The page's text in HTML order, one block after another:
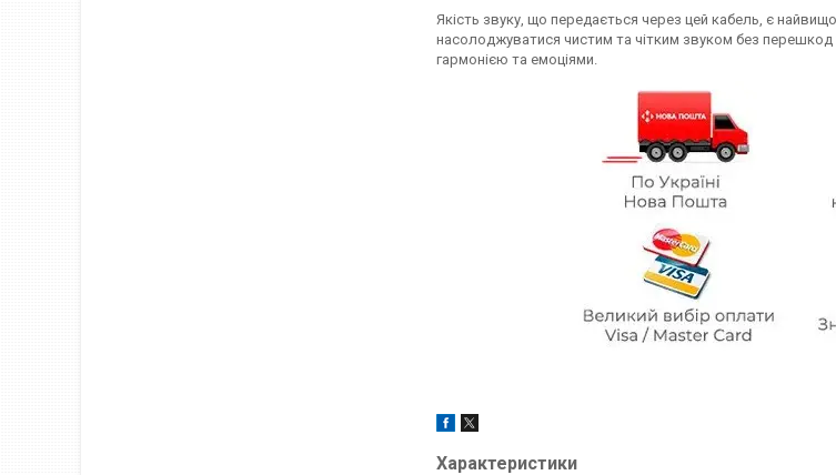
Якість звуку, що передається через цей кабель, є
насолоджуватися чистим та чітким звуком без
гармонією та емоціями.
Характеристики